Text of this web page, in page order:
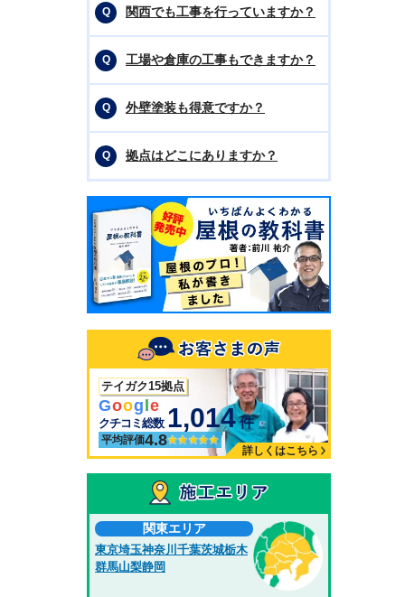
関西でも工事を行っていますか？
工場や倉庫の工事もできますか？
外壁塗装も得意ですか？
拠点はどこにありますか？
テイガク15拠点
Goog le
クチコミ総数 1,014 件
平均評価4.8
詳しくはこちら
関東エリア
東京埼玉神奈川 千葉茨城栃木
群馬山梨静岡